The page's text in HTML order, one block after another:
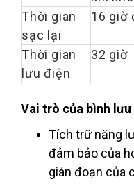
Thời gian
sạc lại
16 giờ
Thời gian
lưu điện
32 giờ
Vai trò của bình
Tích trữ năng
đảm bảo của
gián đoạn của